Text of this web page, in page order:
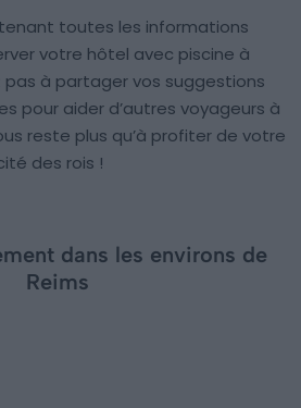
toutes les informations
votre hôtel avec piscine à
pas à partager vos suggestions
pour aider d’autres voyageurs à
reste plus qu’à profiter de votre
des rois !
dans les environs de
Reims